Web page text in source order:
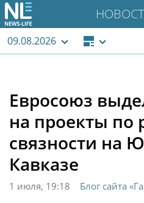
09.08.2026
Евросоюз
на проекты по
связности на
Кавказе
1 июля, 19:18
Блог сайта